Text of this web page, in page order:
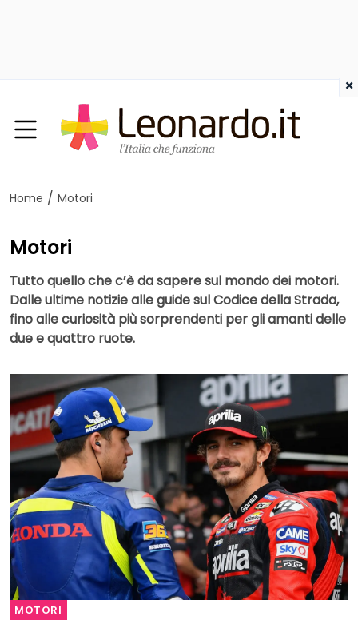
Home / Motori
Motori
Tutto quello che c’è da sapere sul mondo dei motori.
Dalle ultime notizie alle guide sul Codice della Strada,
fino alle curiosità più sorprendenti per gli amanti delle
due e quattro ruote.
MOTORI
×